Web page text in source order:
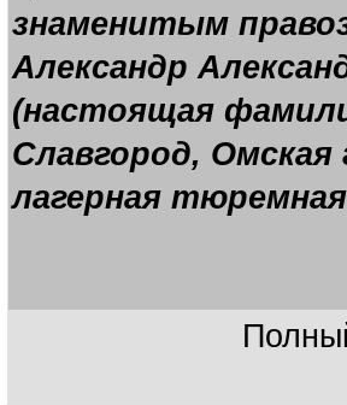
знаменитым
Александр
(настоящая
Славгород, Омская
лагерная